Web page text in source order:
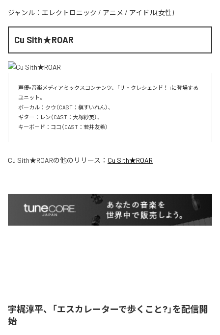
ジャンル： エレクトロニック / アニメ / アイドル(女性)
Cu Sith★ROAR
声優×音楽メディアミックスコンテンツ、「リ・クレシェンド！」に登場する
ユニット。
ボーカル：クウ（CAST：槇すいれん）、
ギター：レン（CAST：大塚紗英）、
キーボード：ココ（CAST：若井友希）
Cu Sith★ROARの他のリリース： Cu Sith★ROAR
宇梶淳平、「エスカレーターで歩くこと?」を配信開
始